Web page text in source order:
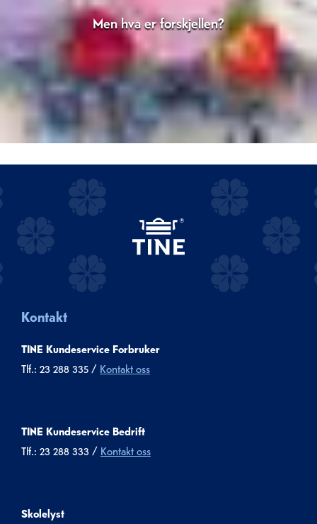
Men hva er forskjellen?
Kontakt
TINE Kundeservice Forbruker
Tlf.: 23 288 335 / Kontakt oss
TINE Kundeservice Bedrift
Tlf.: 23 288 333 / Kontakt oss
Skolelyst